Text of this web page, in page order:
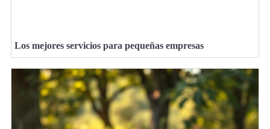
Los mejores servicios para pequeñas empresas